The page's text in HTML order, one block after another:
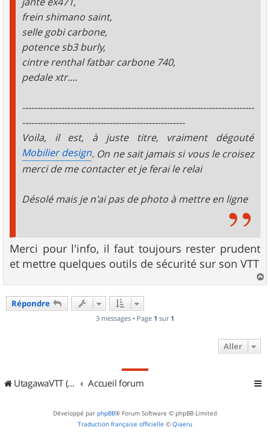
frein shimano saint,
selle gobi carbone,
potence sb3 burly,
cintre renthal fatbar carbone 740,
pedale xtr....
-----------------------------------------------------------------------------
------------------------------------------------------
Voila, il est, à juste titre, vraiment dégouté
Mobilier design. On ne sait jamais si vous le croisez
merci de me contacter et je ferai le relai
Désolé mais je n'ai pas de photo à mettre en ligne
Merci pour l'info, il faut toujours rester prudent
et mettre quelques outils de sécurité sur son VTT
a
Répondre
3 messages • Page 1 sur 1
Aller
UtagawaVTT (Randos VTT et VTTAE avec traces GPS) Accueil forum
Développé par phpBB® Forum Software © phpBB Limited
Traduction française officielle © Qiaeru